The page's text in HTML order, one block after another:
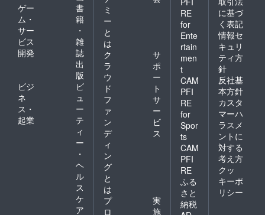
ゲー
ム・
サー
ビス
開発
書
籍
・
雑
誌
出
版
ビジ
ネ
ス・
起業
ビ
ュ
ー
テ
ィ
ー
・
ヘ
ル
ス
ケ
ア
ミ
ー
と
は
ク
ラ
ウ
ド
フ
ァ
ン
デ
ィ
ン
グ
と
は
サ
ポ
ー
ト
サ
ー
ビ
ス
プ
ロ
実
施
RE
for
Ente
rtain
men
t
CAM
PFI
RE
for
Spor
ts
CAM
PFI
RE
ふる
さと
納税
に基づ
く表記
情報セ
キュリ
ティ方
針
反社基
本方針
カスタ
マーハ
ラスメ
ントに
対する
考え方
クッ
キーポ
リシー